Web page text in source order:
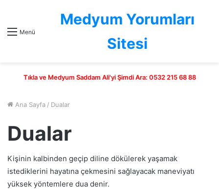
Menü
Medyum Yorumları
Sitesi
Tıkla ve Medyum Saddam Ali'yi Şimdi Ara: 0532 215 68 88
Ana Sayfa / Dualar
Dualar
Kişinin kalbinden geçip diline dökülerek yaşamak
istediklerini hayatına çekmesini sağlayacak maneviyatı
yüksek yöntemlere dua denir.